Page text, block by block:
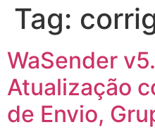
Tag:
WaSender
Atualização
de Envio,